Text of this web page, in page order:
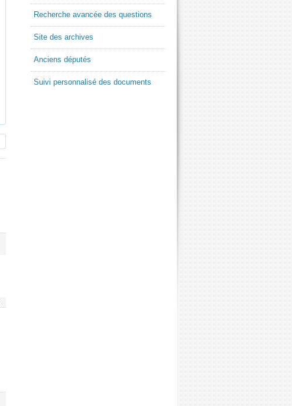
Recherche avancée des questions
Site des archives
Anciens députés
Suivi personnalisé des documents